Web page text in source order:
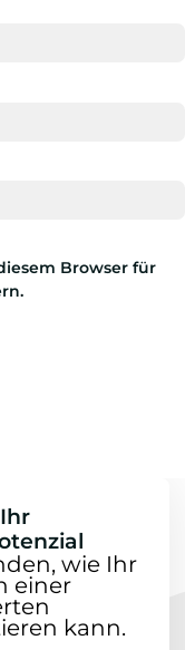
Browser für
wie Ihr
einer
kann.